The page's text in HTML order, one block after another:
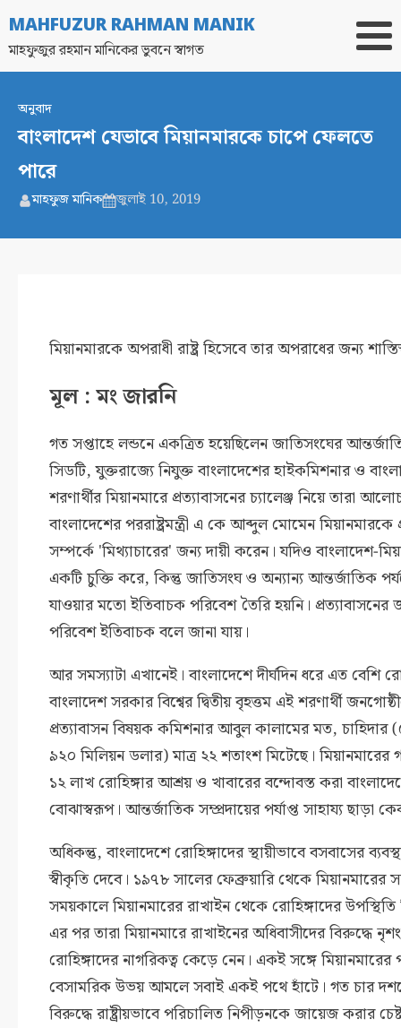
MAHFUZUR RAHMAN MANIK
মাহফুজুর রহমান মানিকের ভুবনে স্বাগত
অনুবাদ
বাংলাদেশ যেভাবে মিয়ানমারকে চাপে ফেলতে
পারে
মাহফুজ মানিক জুলাই 10, 2019
মিয়ানমারকে অপরাধী রাষ্ট্র হিসেবে তার অপরাধের জন্য
মূল :মং জারনি
গত সপ্তাহে লন্ডনে একত্রিত হয়েছিলেন জাতিসংঘের
সিডটি, যুক্তরাজ্যে নিযুক্ত বাংলাদেশের হাইকমিশনার ও
শরণার্থীর মিয়ানমারে প্রত্যাবাসনের চ্যালেঞ্জ নিয়ে তারা
বাংলাদেশের পররাষ্ট্রমন্ত্রী এ কে আব্দুল মোমেন
সম্পর্কে 'মিথ্যাচারের' জন্য দায়ী করেন। যদিও বাংলাদেশ-
একটি চুক্তি করে, কিন্তু জাতিসংঘ ও অন্যান্য আন্তর্জাতিক
যাওয়ার মতো ইতিবাচক পরিবেশ তৈরি হয়নি। প্রত্যাবাসনের
পরিবেশ ইতিবাচক বলে জানা যায়।
আর সমস্যাটা এখানেই। বাংলাদেশে দীর্ঘদিন ধরে এত বেশি
বাংলাদেশ সরকার বিশ্বের দ্বিতীয় বৃহত্তম এই শরণার্থী
প্রত্যাবাসন বিষয়ক কমিশনার আবুল কালামের মত, চাহিদার
৯২০ মিলিয়ন ডলার) মাত্র ২২ শতাংশ মিটেছে।
১২ লাখ রোহিঙ্গার আশ্রয় ও খাবারের বন্দোবস্ত করা
বোঝাস্বরূপ। আন্তর্জাতিক সম্প্রদায়ের পর্যাপ্ত সাহায্য ছাড়া
অধিকন্তু, বাংলাদেশে রোহিঙ্গাদের স্থায়ীভাবে বসবাসের
স্বীকৃতি দেবে। ১৯৭৮ সালের ফেব্রুয়ারি থেকে
সময়কালে মিয়ানমারের রাখাইন থেকে রোহিঙ্গাদের
এর পর তারা মিয়ানমারে রাখাইনের অধিবাসীদের বিরুদ্ধে
রোহিঙ্গাদের নাগরিকত্ব কেড়ে নেন। একই সঙ্গে
বেসামরিক উভয় আমলে সবাই একই পথে হাঁটে। গত চার
বিরুদ্ধে রাষ্ট্রীয়ভাবে পরিচালিত নিপীড়নকে জায়েজ করার